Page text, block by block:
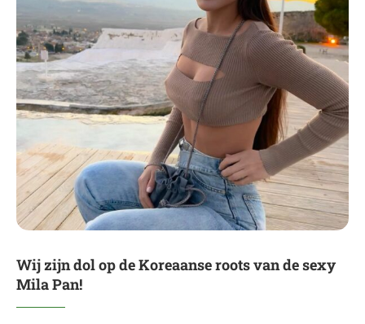
Wij zijn dol op de Koreaanse roots van de sexy
Mila Pan!